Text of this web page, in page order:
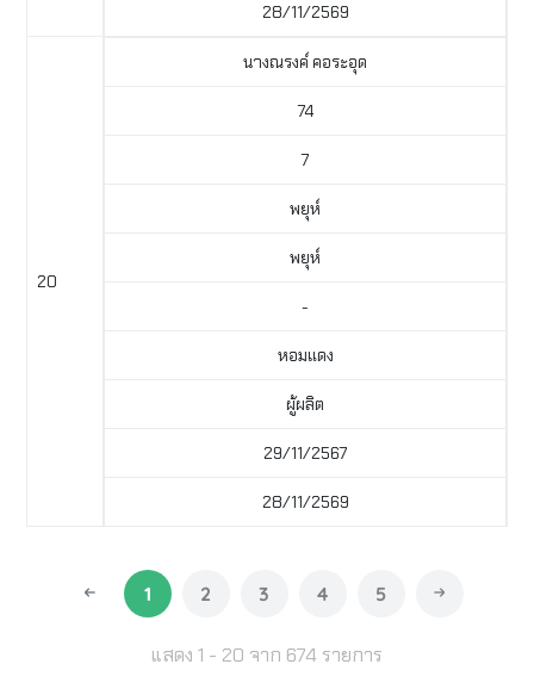
28/11/2569
20
นางณรงค์ คอระอุด
74
7
พยุห์
พยุห์
-
หอมแดง
ผู้ผลิต
29/11/2567
28/11/2569
1 2 3 4 5
แสดง 1 - 20 จาก 674 รายการ